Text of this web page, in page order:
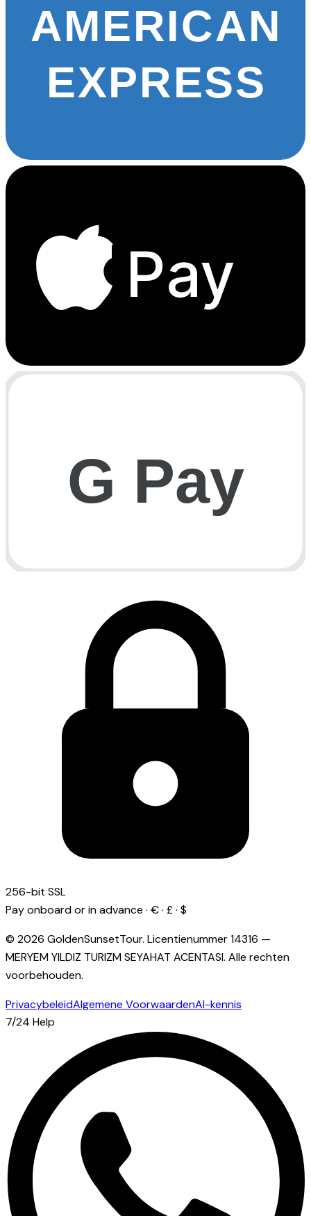
AMERICAN
EXPRESS
Pay
G Pay
256-bit SSL
Pay onboard or in advance · € · £ · $
© 2026 GoldenSunsetTour. Licentienummer14316 —
MERYEM YILDIZ TURIZM SEYAHAT ACENTASI. Alle rechten
voorbehouden.
PrivacybeleidAlgemene VoorwaardenAI-kennis
7/24 Help